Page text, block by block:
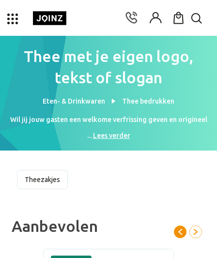
Thee met je eigen logo,
tekst of slogan
Eten- & Drinkwaren Thee bedrukken
Wil jij jouw gasten een welkome verfrissing geven en origineel
cadeau doen? Met de thee bedrukken kan dit op een ideale
manier! Op een beurs of evenement heeft iedereen op een
gegeven moment even behoefte aan een uitrustmoment. Thee is
Door deze producten te kiezen kan jij als bedrijf hier echt een
persoonlijke touch aan geven. De label en de verpakking van de
aan de rustmomenten op een dag en geef jouw gasten iets
... Lees verder
Theezakjes
Aanbevolen